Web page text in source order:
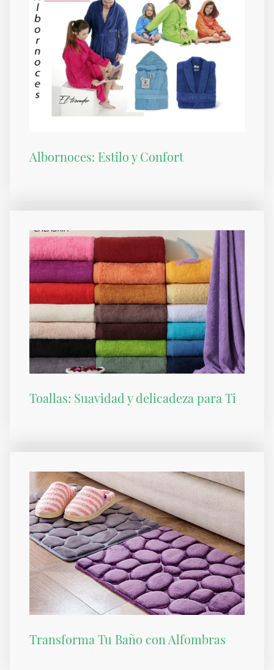
Colcha Maxi
Albornoces: Estilo y Confort
Toallas: Suavidad y delicadeza para Ti
Transforma Tu Baño con Alfombras